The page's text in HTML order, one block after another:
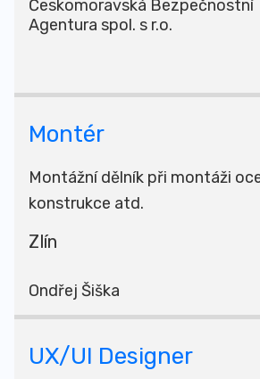
Českomoravská Bezpečnostní
Agentura spol. s r.o.
Montér
Montážní dělník při montáži
konstrukce atd.
Zlín
Ondřej Šiška
UX/UI Designer